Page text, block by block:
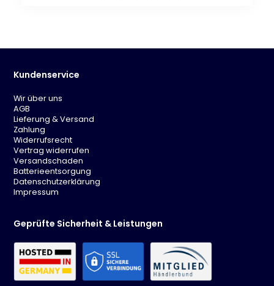
Kundenservice
Wir über uns
AGB
Lieferung & Versand
Zahlung
Widerrufsrecht
Vertrag widerrufen
Versandschaden
Batterieentsorgung
Datenschutzerklärung
Impressum
Geprüfte Sicherheit & Leistungen